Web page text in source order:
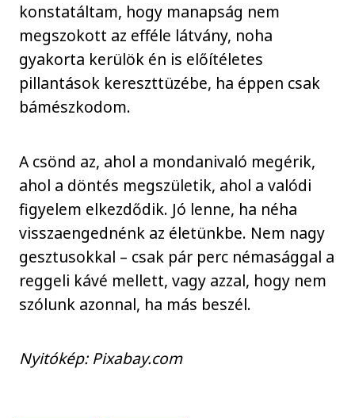
konstatáltam, hogy manapság nem
megszokott az efféle látvány, noha
gyakorta kerülök én is előítéletes
pillantások kereszttüzébe, ha éppen csak
bámészkodom.
A csönd az, ahol a mondanivaló megérik,
ahol a döntés megszületik, ahol a valódi
figyelem elkezdődik. Jó lenne, ha néha
visszaengednénk az életünkbe. Nem nagy
gesztusokkal – csak pár perc némasággal a
reggeli kávé mellett, vagy azzal, hogy nem
szólunk azonnal, ha más beszél.
Nyitókép: Pixabay.com